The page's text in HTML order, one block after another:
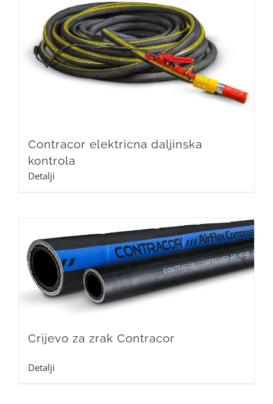
Contracor elektricna daljinska
kontrola
Detalji
Crijevo za zrak Contracor
Detalji